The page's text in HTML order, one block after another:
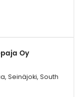
Oy
Seinäjoki, South